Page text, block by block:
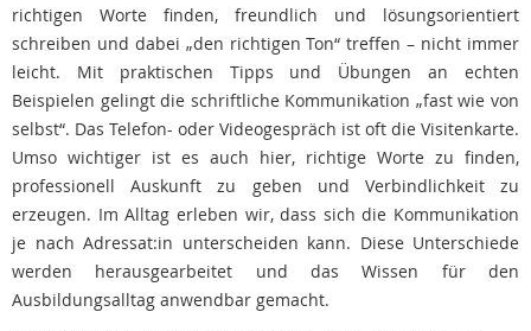
richtigen Worte finden, freundlich und lösungsorientiert
schreiben und dabei „den richtigen Ton“ treffen – nicht immer
leicht. Mit praktischen Tipps und Übungen an echten
Beispielen gelingt die schriftliche Kommunikation „fast wie von
selbst“. Das Telefon- oder Videogespräch ist oft die Visitenkarte.
Umso wichtiger ist es auch hier, richtige Worte zu finden,
professionell Auskunft zu geben und Verbindlichkeit zu
erzeugen. Im Alltag erleben wir, dass sich die Kommunikation
je nach Adressat:in unterscheiden kann. Diese Unterschiede
werden herausgearbeitet und das Wissen für den
Ausbildungsalltag anwendbar gemacht.